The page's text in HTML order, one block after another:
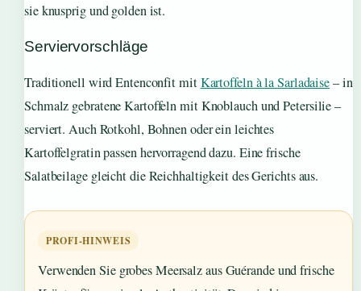
sie knusprig und golden ist.
Serviervorschläge
Traditionell wird Entenconfit mitKartoffeln à la Sarladaise– in
Schmalz gebratene Kartoffeln mit Knoblauch und Petersilie –
serviert. Auch Rotkohl, Bohnen oder ein leichtes
Kartoffelgratin passen hervorragend dazu. Eine frische
Salatbeilage gleicht die Reichhaltigkeit des Gerichts aus.
PROFI-HINWEIS
Verwenden Sie grobes Meersalz aus Guérande und frische